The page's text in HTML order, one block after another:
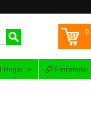
0
Hogar Ferretería